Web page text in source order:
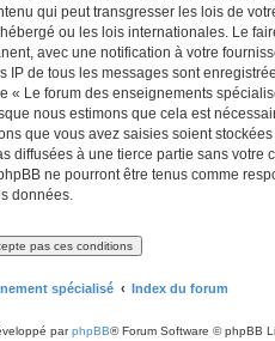
qui peut transgresser les lois de
ou les lois internationales. Le
avec une notification à votre
IP de tous les messages sont
« Le forum des enseignements
nous estimons que cela est
que vous avez saisies soient
diffusées à une tierce partie sans votre
ne pourront être tenus comme
données.
spécialisé Index du forum
parphpBB® Forum Software © phpBB